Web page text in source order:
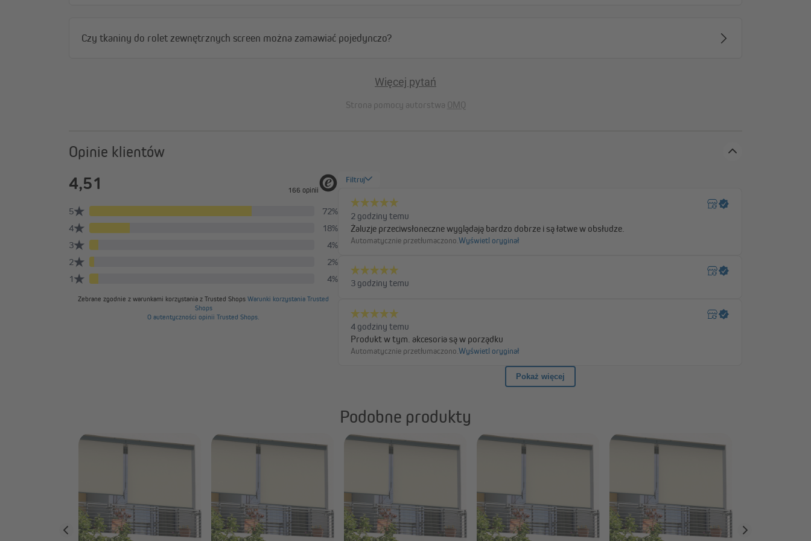
Roleta ogranicza nagrzewanie przestrzeni nawet o 80–85%, tworząc przyjemniejszy
skutecznie chronić przed szkodliwym promieniowaniem słonecznym – idealnie podczas
letnich dni spędzanych na świeżym powietrzu.
Dzięki możliwości montażu do ściany lub sufitu roletę łatwo dopasować do różnych
przestrzeni. Wolnowisząca konstrukcja bez prowadnic bocznych nadaje całości
nowoczesny i minimalistyczny wygląd. Nierdzewna aluminiowa rama oraz stabilne
Czy tkaniny do rolet zewnętrznych screen można zamawiać pojedynczo?
Więcej pytań
Strona pomocy autorstwa OMQ
Opinie klientów
Podobne produkty